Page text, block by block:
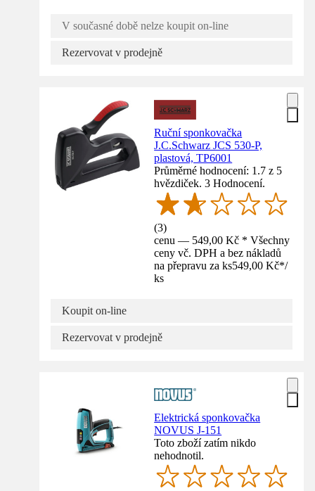
V současné době nelze koupit on-line
Rezervovat v prodejně
Ruční sponkovačka
J.C.Schwarz JCS 530-P,
plastová, TP6001
Průměrné hodnocení: 1.7 z 5
hvězdiček. 3 Hodnocení.
(3)
cenu — 549,00 Kč * Všechny
ceny vč. DPH a bez nákladů
na přepravu za ks549,00 Kč*/
ks
Koupit on-line
Rezervovat v prodejně
Elektrická sponkovačka
NOVUS J-151
Toto zboží zatím nikdo
nehodnotil.